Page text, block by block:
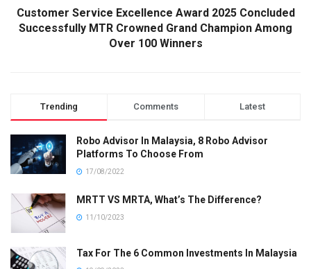
Customer Service Excellence Award 2025 Concluded
Successfully MTR Crowned Grand Champion Among
Over 100 Winners
Trending Comments Latest
Robo Advisor In Malaysia, 8 Robo Advisor
Platforms To Choose From
17/08/2022
MRTT VS MRTA, What’s The Difference?
11/10/2023
Tax For The 6 Common Investments In Malaysia